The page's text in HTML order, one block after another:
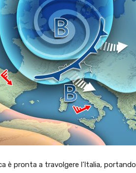
è pronta a travolgere l’Italia,